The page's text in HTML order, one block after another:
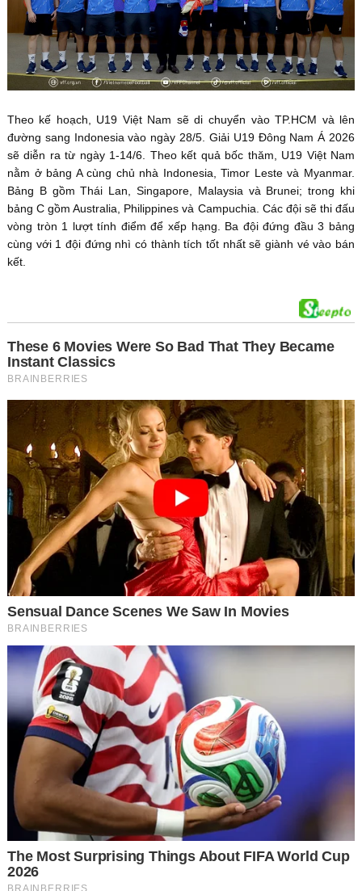
Theo kế hoạch, U19 Việt Nam sẽ di chuyển vào TP.HCM và lên
đường sang Indonesia vào ngày 28/5. Giải U19 Đông Nam Á 2026
sẽ diễn ra từ ngày 1-14/6. Theo kết quả bốc thăm, U19 Việt Nam
nằm ở bảng A cùng chủ nhà Indonesia, Timor Leste và Myanmar.
Bảng B gồm Thái Lan, Singapore, Malaysia và Brunei; trong khi
bảng C gồm Australia, Philippines và Campuchia. Các đội sẽ thi đấu
vòng tròn 1 lượt tính điểm để xếp hạng. Ba đội đứng đầu 3 bảng
cùng với 1 đội đứng nhì có thành tích tốt nhất sẽ giành vé vào bán
kết.